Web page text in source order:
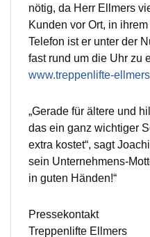
nötig, da Herr Ellmers
Kunden vor Ort, in
Telefon ist er unter der
fast rund um die Uhr zu
www.treppenlifte-
„Gerade für ältere und
das ein ganz wichtiger
extra kostet“, sagt
sein Unternehmens-
in guten Händen!“
Pressekontakt
Treppenlifte Ellmers